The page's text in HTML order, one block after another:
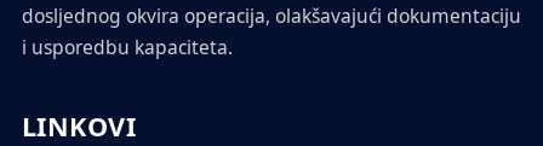
dosljednog okvira operacija, olakšavajući dokumentaciju
i usporedbu kapaciteta.
LINKOVI